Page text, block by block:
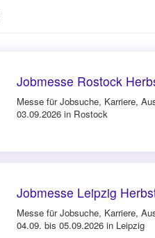
Jobmesse Rostock
Messe für Jobsuche, Karriere,
03.09.2026 in Rostock
Jobmesse Leipzig
Messe für Jobsuche, Karriere,
04.09. bis 05.09.2026 in Leipzig